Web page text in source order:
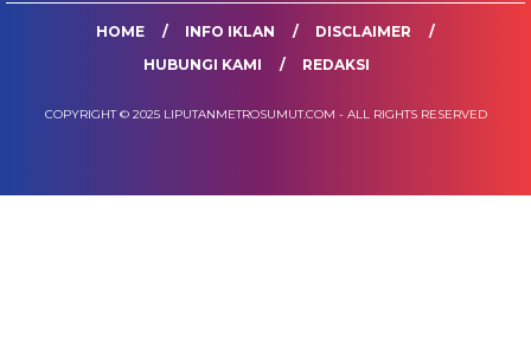
HOME INFO IKLAN
DISCLAIMER
HUBUNGI KAMI
REDAKSI
COPYRIGHT © 2025 LIPUTANMETROSUMUT.COM - ALL RIGHTS RESERVED